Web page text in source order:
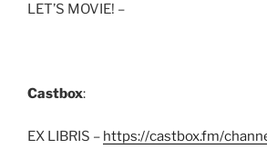
LET’S MOVIE! –
Castbox:
EX LIBRIS – https://castbox.fm/